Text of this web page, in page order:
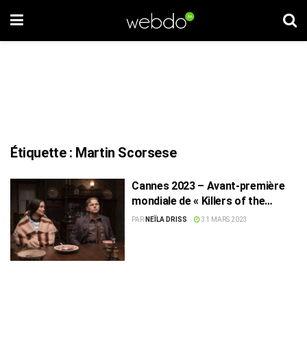
Étiquette : Martin Scorsese
Cannes 2023 – Avant-première
mondiale de « Killers of the
Flower Moon » de Martin
PAR NEÏLA DRISS 31 MARS 2023